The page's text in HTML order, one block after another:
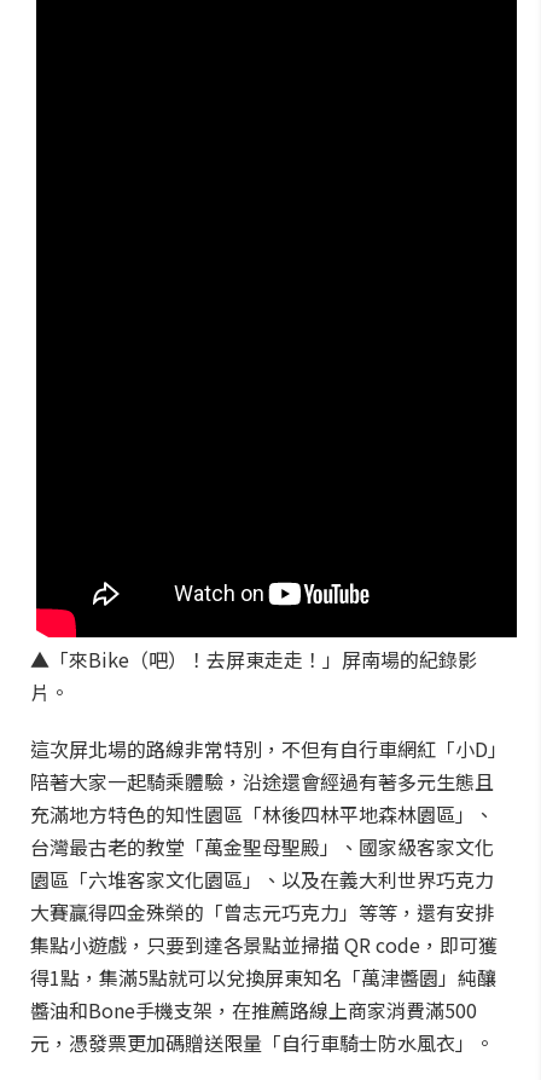
▲「來Bike（吧）！去屏東走走！」屏南場的紀錄影
片。
這次屏北場的路線非常特別，不但有自行車網紅「小D」
陪著大家一起騎乘體驗，沿途還會經過有著多元生態且
充滿地方特色的知性園區「林後四林平地森林園區」、
台灣最古老的教堂「萬金聖母聖殿」、國家級客家文化
園區「六堆客家文化園區」、以及在義大利世界巧克力
大賽贏得四金殊榮的「曾志元巧克力」等等，還有安排
集點小遊戲，只要到達各景點並掃描 QR code，即可獲
得1點，集滿5點就可以兌換屏東知名「萬津醬園」純釀
醬油和Bone手機支架，在推薦路線上商家消費滿500
元，憑發票更加碼贈送限量「自行車騎士防水風衣」。